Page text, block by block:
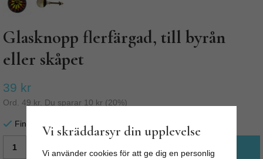
Glasknopp flerfärgad, till byrån
eller skåpet
39 kr
Ord. 49 kr . Du sparar 10 kr (20%)
Finns i lager för omgående leverans
Vi skräddarsyr din upplevelse
Vi använder cookies för att ge dig en personlig